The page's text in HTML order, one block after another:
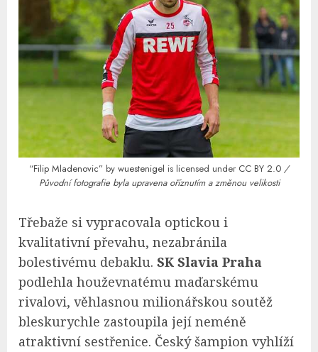
“Filip Mladenovic” by wuestenigel is licensed under CC BY 2.0 /
Původní fotografie byla upravena oříznutím a změnou velikosti
Třebaže si vypracovala optickou i
kvalitativní převahu, nezabránila
bolestivému debaklu. SK Slavia Praha
podlehla houževnatému maďarskému
rivalovi, věhlasnou milionářskou soutěž
bleskurychle zastoupila její neméně
atraktivní sestřenice. Český šampion vyhlíží